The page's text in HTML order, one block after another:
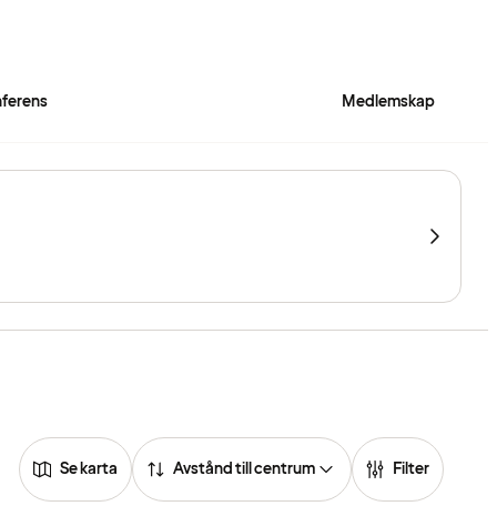
Medlemskap
Se karta
Avstånd till centrum Filter